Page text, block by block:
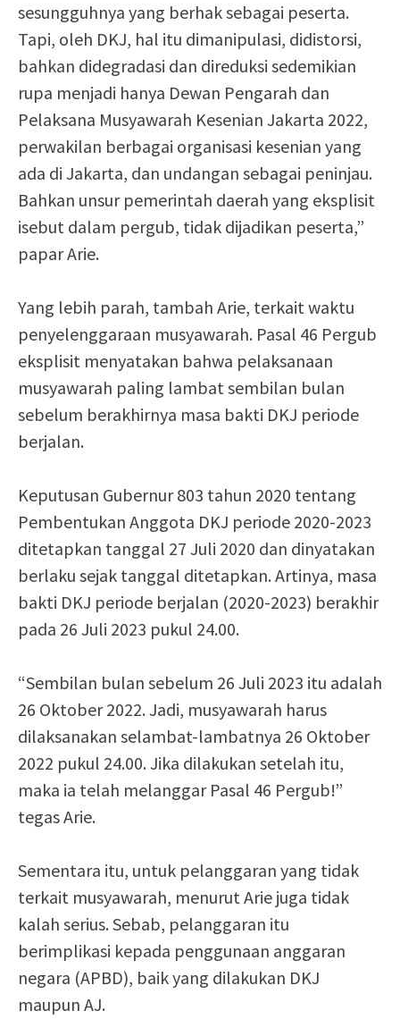
sesungguhnya yang berhak sebagai peserta.
Tapi, oleh DKJ, hal itu dimanipulasi, didistorsi,
bahkan didegradasi dan direduksi sedemikian
rupa menjadi hanya Dewan Pengarah dan
Pelaksana Musyawarah Kesenian Jakarta 2022,
perwakilan berbagai organisasi kesenian yang
ada di Jakarta, dan undangan sebagai peninjau.
Bahkan unsur pemerintah daerah yang eksplisit
isebut dalam pergub, tidak dijadikan peserta,”
papar Arie.
Yang lebih parah, tambah Arie, terkait waktu
penyelenggaraan musyawarah. Pasal 46 Pergub
eksplisit menyatakan bahwa pelaksanaan
musyawarah paling lambat sembilan bulan
sebelum berakhirnya masa bakti DKJ periode
berjalan.
Keputusan Gubernur 803 tahun 2020 tentang
Pembentukan Anggota DKJ periode 2020-2023
ditetapkan tanggal 27 Juli 2020 dan dinyatakan
berlaku sejak tanggal ditetapkan. Artinya, masa
bakti DKJ periode berjalan (2020-2023) berakhir
pada 26 Juli 2023 pukul 24.00.
“Sembilan bulan sebelum 26 Juli 2023 itu adalah
26 Oktober 2022. Jadi, musyawarah harus
dilaksanakan selambat-lambatnya 26 Oktober
2022 pukul 24.00. Jika dilakukan setelah itu,
maka ia telah melanggar Pasal 46 Pergub!”
tegas Arie.
Sementara itu, untuk pelanggaran yang tidak
terkait musyawarah, menurut Arie juga tidak
kalah serius. Sebab, pelanggaran itu
berimplikasi kepada penggunaan anggaran
negara (APBD), baik yang dilakukan DKJ
maupun AJ.